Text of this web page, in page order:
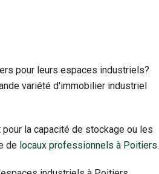
pour leurs espaces industriels?
variété d'immobilier industriel
la capacité de stockage ou les
de locaux professionnels à Poitiers.